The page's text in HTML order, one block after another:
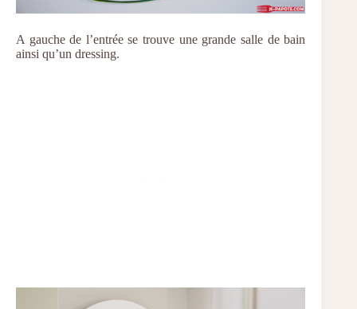
A gauche de l’entrée se trouve une grande salle de bain
ainsi qu’un dressing.